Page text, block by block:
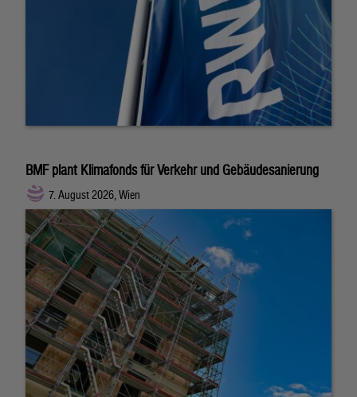
BMF plant Klimafonds für Verkehr und Gebäudesanierung
7. August 2026, Wien